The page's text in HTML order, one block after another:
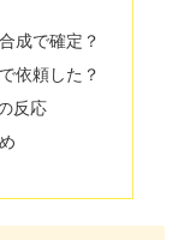
成で確定？
依頼した？
反応